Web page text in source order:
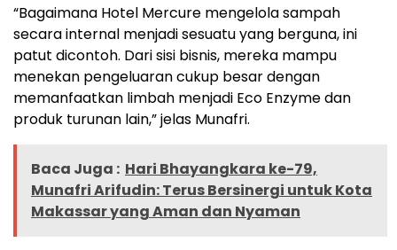
“Bagaimana Hotel Mercure mengelola sampah
secara internal menjadi sesuatu yang berguna, ini
patut dicontoh. Dari sisi bisnis, mereka mampu
menekan pengeluaran cukup besar dengan
memanfaatkan limbah menjadi Eco Enzyme dan
produk turunan lain,” jelas Munafri.
Baca Juga : Hari Bhayangkara ke-79,
Munafri Arifudin: Terus Bersinergi untuk Kota
Makassar yang Aman dan Nyaman